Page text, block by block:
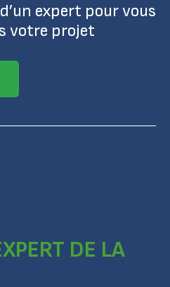
expert pour vous
votre projet
DE LA